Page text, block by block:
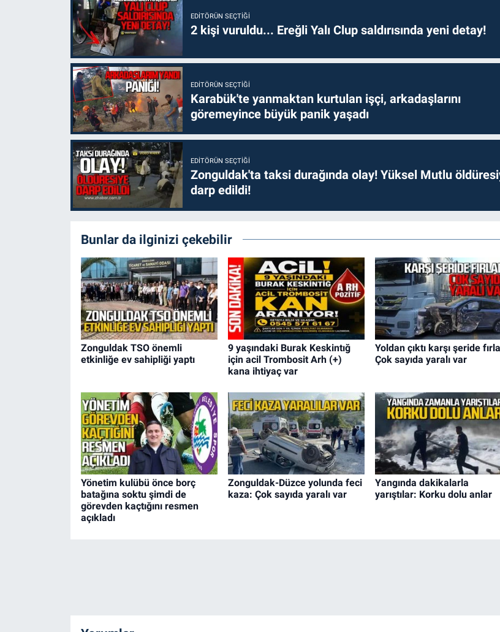
EDITÖRÜN SEÇTIĞI
2 kişi vuruldu... Ereğli Yalı Clup saldırısında yeni detay!
EDITÖRÜN SEÇTIĞI
Karabük'te yanmaktan kurtulan işçi, arkadaşlarını
göremeyince büyük panik yaşadı
EDITÖRÜN SEÇTIĞI
Zonguldak'ta taksi durağında olay! Yüksel Mutlu
darp edildi!
Bunlar da ilginizi çekebilir
Zonguldak TSO önemli
etkinliğe ev sahipliği yaptı
9 yaşındaki Burak Keskintığ
için acil Trombosit Arh (+)
kana ihtiyaç var
Yoldan çıktı karşı şeride
Çok sayıda yaralı var
Yönetim kulübü önce borç
batağına soktu şimdi de
görevden kaçtığını resmen
açıkladı
Zonguldak-Düzce yolunda feci
kaza: Çok sayıda yaralı var
Yangında dakikalarla
yarıştılar: Korku dolu anlar